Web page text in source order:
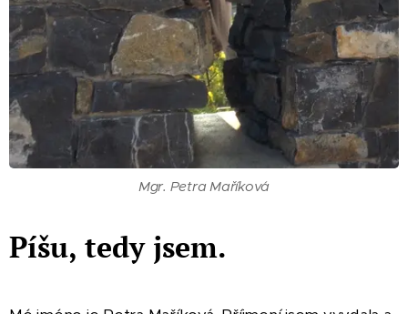
Mgr. Petra Maříková
Píšu, tedy jsem.